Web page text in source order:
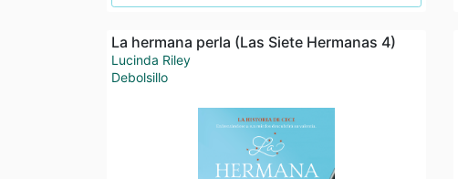
La hermana perla (Las Siete Hermanas 4)
Lucinda Riley
Debolsillo